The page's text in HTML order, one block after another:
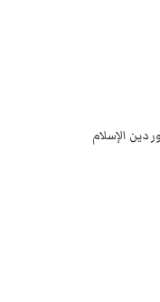
دين الإسلام